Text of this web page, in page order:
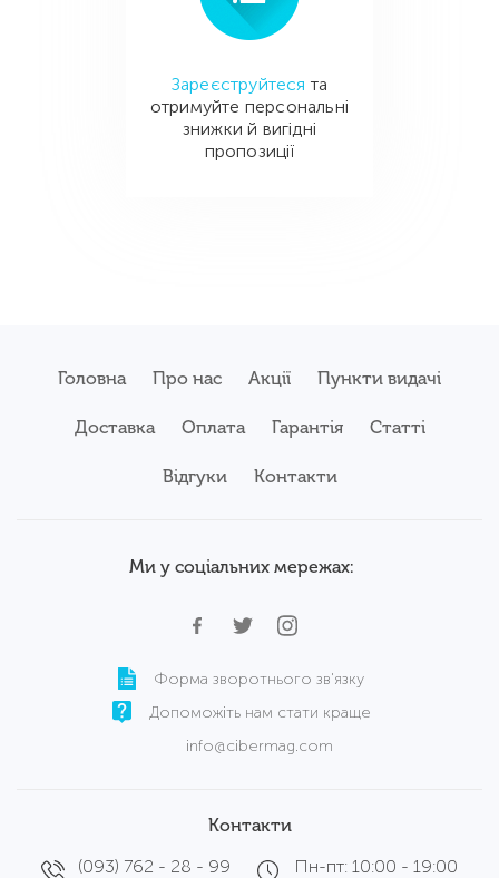
Зареєструйтеся та
отримуйте персональні
знижки й вигідні
пропозиції
Головна Про нас Акції Пункти видачі
Доставка Оплата Гарантія Статті
Відгуки Контакти
Ми у соціальних мережах:
Форма зворотнього зв'язку
Допоможіть нам стати краще
info@cibermag.com
Контакти
(093) 762 - 28 - 99
Пн-пт: 10:00 - 19:00